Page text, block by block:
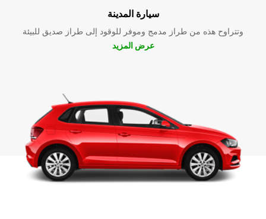
سيارة المدينة
وتتراوح هذه من طراز مدمج وموفر للوقود إلى طراز صديق للبيئة
عرض المزيد